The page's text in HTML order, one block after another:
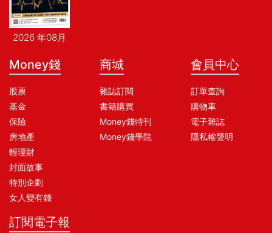
2026 年08月
Money錢
股票
基金
保險
房地產
輕理財
封面故事
特別企劃
女人變有錢
商城
雜誌訂閱
書籍購買
Money錢特刊
Money錢學院
會員中心
訂單查詢
購物車
電子雜誌
隱私權聲明
訂閱電子報